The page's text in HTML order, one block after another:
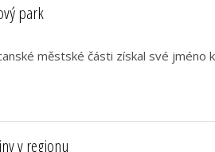
park
městské části získal své jméno
v regionu